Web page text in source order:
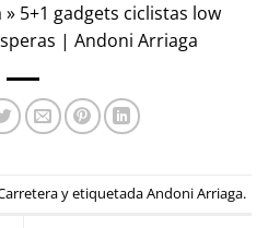
» 5+1 gadgets ciclistas low
| Andoni Arriaga
y etiquetadaAndoni Arriaga.